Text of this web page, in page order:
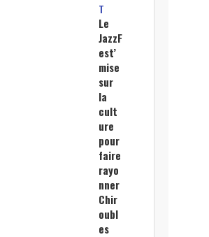
T
Le
JazzF
est’
mise
sur
la
cult
ure
pour
faire
rayo
nner
Chir
oubl
es